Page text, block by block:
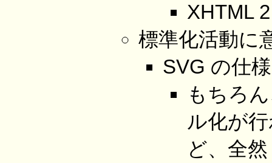
XHTML
標準化活動に
SVG の仕
もちろ
ル化が
ど、全